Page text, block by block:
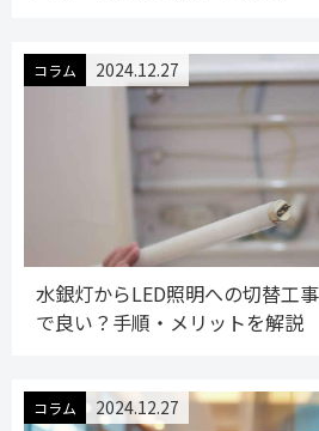
コラム 2024.12.27
水銀灯からLED照明への切替工
で良い？手順・メリットを解説
コラム 2024.12.27